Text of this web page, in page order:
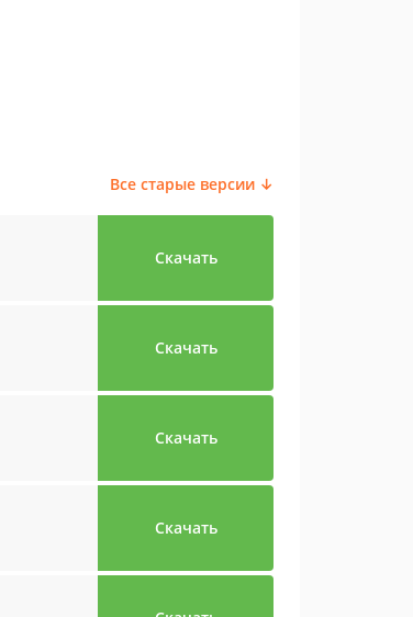
Все старые версии ↓
Скачать
Скачать
Скачать
Скачать